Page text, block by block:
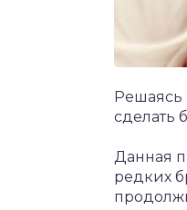
Решаясь
сделать
Данная
редких